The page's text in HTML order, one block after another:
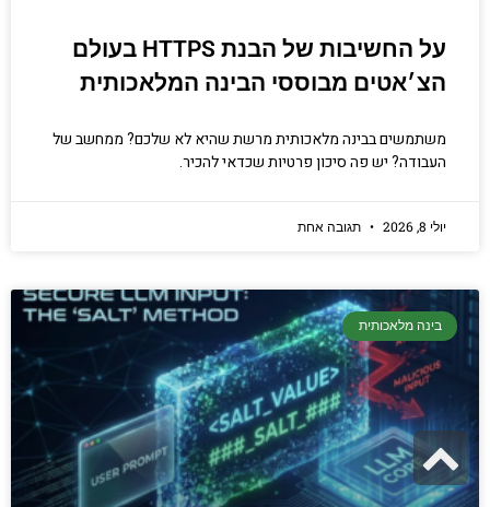
על החשיבות של הבנת HTTPS בעולם
הצ׳אטים מבוססי הבינה המלאכותית
משתמשים בבינה מלאכותית מרשת שהיא לא שלכם? ממחשב של
העבודה? יש פה סיכון פרטיות שכדאי להכיר.
יולי 8, 2026 תגובה אחת
בינה מלאכותית
גלילה
לראש